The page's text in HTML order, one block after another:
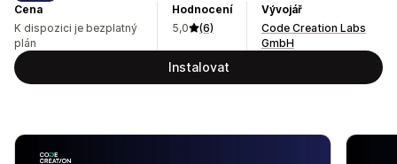
Cena
K dispozici je bezplatný
plán
Hodnocení
5,0
(6)
Vývojář
Code Creation Labs
GmbH
Instalovat